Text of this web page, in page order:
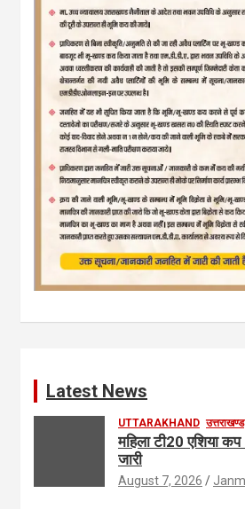
Latest News
UTTARAKHAND उत्तराखण्ड
महिला टी20 एशिया
जारी
August 7, 2026